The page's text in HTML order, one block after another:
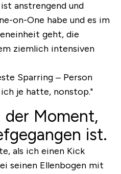
anstrengend und
on-One habe und es im
geht, die
ziemlich intensiven
Sparring – Person
je hatte, nonstop."
der Moment,
ist.
als ich einen Kick
seinen Ellenbogen mit